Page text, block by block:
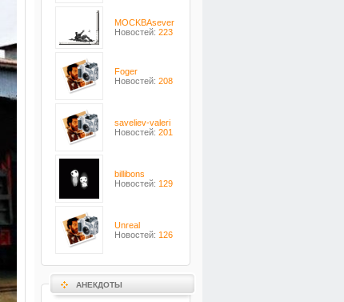
MOCKBAsever
Новостей: 223
Foger
Новостей: 208
saveliev-valeri
Новостей: 201
billibons
Новостей: 129
Unreal
Новостей: 126
АНЕКДОТЫ